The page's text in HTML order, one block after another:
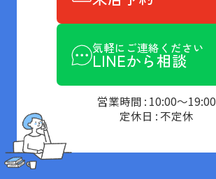
気軽にご連絡ください
LINEから相談
営業時間 : 10:00～19:00
定休日 : 不定休